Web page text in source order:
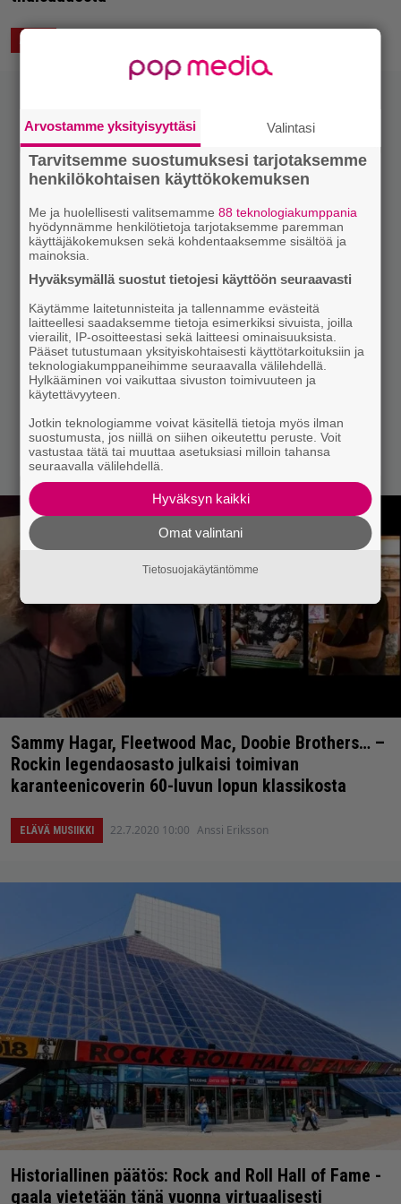
ASIAA
Sammy Hagar, Fleetwood Mac, Doobie Brothers… –
Rockin legendaosasto julkaisi toimivan
karanteenicoverin 60-luvun lopun klassikosta
ELÄVÄ MUSIIKKI 22.7.2020 10:00 Anssi Eriksson
Historiallinen päätös: Rock and Roll Hall of Fame -
gaala vietetään tänä vuonna virtuaalisesti
Arvostamme yksityisyyttäsi Valintasi
Tarvitsemme suostumuksesi tarjotaksemme
henkilökohtaisen käyttökokemuksen
Me ja huolellisesti valitsemamme88 teknologiakumppania
hyödynnämme henkilötietoja tarjotaksemme paremman
käyttäjäkokemuksen sekä kohdentaaksemme sisältöä ja
mainoksia.
Hyväksymällä suostut tietojesi käyttöön seuraavasti
Käytämme laitetunnisteita ja tallennamme evästeitä
laitteellesi saadaksemme tietoja esimerkiksi sivuista, joilla
vierailit, IP-osoitteestasi sekä laitteesi ominaisuuksista.
Pääset tutustumaan yksityiskohtaisesti käyttötarkoituksiin ja
teknologiakumppaneihimme seuraavalla välilehdellä.
Hylkääminen voi vaikuttaa sivuston toimivuuteen ja
käytettävyyteen.
Jotkin teknologiamme voivat käsitellä tietoja myös ilman
suostumusta, jos niillä on siihen oikeutettu peruste. Voit
vastustaa tätä tai muuttaa asetuksiasi milloin tahansa
seuraavalla välilehdellä.
Hyväksyn kaikki
Omat valintani
Tietosuojakäytäntömme